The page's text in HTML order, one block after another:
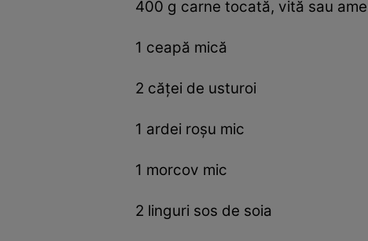
400 g carne tocată, vită sau
1 ceapă mică
2 căței de usturoi
1 ardei roşu mic
1 morcov mic
2 linguri sos de soia